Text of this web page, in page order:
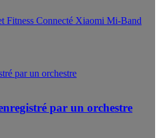
Fitness Connecté Xiaomi Mi-Band
par un orchestre
par un orchestre